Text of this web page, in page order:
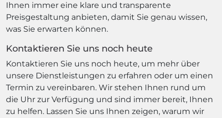
Ihnen immer eine klare und transparente
Preisgestaltung anbieten, damit Sie genau wissen,
was Sie erwarten können.
Kontaktieren Sie uns noch heute
Kontaktieren Sie uns noch heute, um mehr über
unsere Dienstleistungen zu erfahren oder um einen
Termin zu vereinbaren. Wir stehen Ihnen rund um
die Uhr zur Verfügung und sind immer bereit, Ihnen
zu helfen. Lassen Sie uns Ihnen zeigen, warum wir